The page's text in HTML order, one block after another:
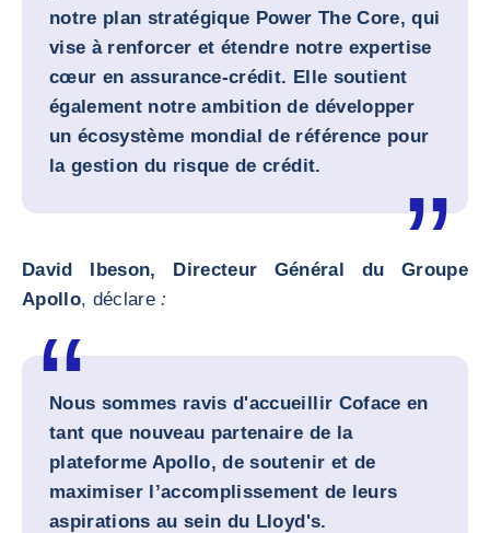
notre plan stratégique Power The Core, qui
vise à renforcer et étendre notre expertise
cœur en assurance-crédit. Elle soutient
également notre ambition de développer
un écosystème mondial de référence pour
la gestion du risque de crédit.
David Ibeson, Directeur Général du Groupe
Apollo, déclare :
Nous sommes ravis d'accueillir Coface en
tant que nouveau partenaire de la
plateforme Apollo, de soutenir et de
maximiser l’accomplissement de leurs
aspirations au sein du Lloyd's.